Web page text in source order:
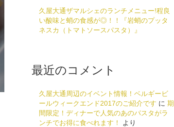
久屋大通ザマルシェのランチメニュー!程良
い酸味と蛸の食感が◎！！『岩蛸のプッタ
ネスカ（トマトソースパスタ）』
最近のコメント
久屋大通周辺のイベント情報！ベルギービ
ールウィークエンド2017のご紹介です に期
間限定！ディナーで人気のあのパスタがラ
ンチでお得に食べれます！
より